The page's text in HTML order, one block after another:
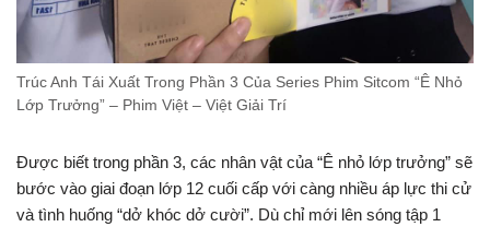
Trúc Anh Tái Xuất Trong Phần 3 Của Series Phim Sitcom “Ê Nhỏ
Lớp Trưởng” – Phim Việt – Việt Giải Trí
Được biết trong phần 3, các nhân vật của “Ê nhỏ lớp trưởng” sẽ
bước vào giai đoạn lớp 12 cuối cấp với càng nhiều áp lực thi cử
và tình huống “dở khóc dở cười”. Dù chỉ mới lên sóng tập 1